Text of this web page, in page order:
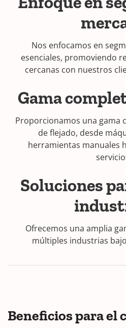
Nos enfocamos en
esenciales, promoviendo
cercanas con nuestros
Gama
Proporcionamos una gama
de flejado, desde
herramientas manuales
Soluciones
Ofrecemos una amplia
múltiples industrias
Beneficios para el